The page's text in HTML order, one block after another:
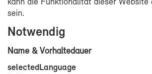
kann die Funk­tio­na­li­tät die­ser Web­site
sein.
Not­wen­dig
Na­me & Vor­hal­te­dau­er
sel­ec­ted­Lan­guage